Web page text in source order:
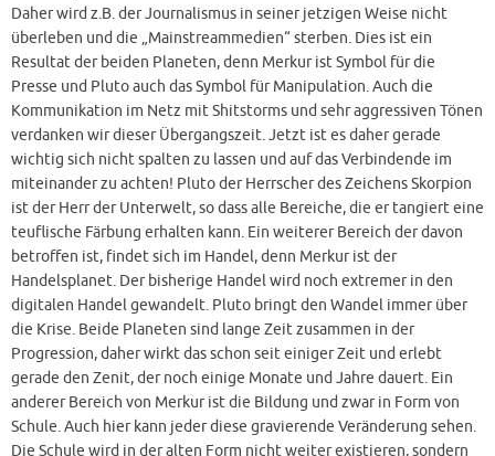
Daher wird z.B. der Journalismus in seiner jetzigen Weise nicht
überleben und die „Mainstreammedien“ sterben. Dies ist ein
Resultat der beiden Planeten, denn Merkur ist Symbol für die
Presse und Pluto auch das Symbol für Manipulation. Auch die
Kommunikation im Netz mit Shitstorms und sehr aggressiven Tönen
verdanken wir dieser Übergangszeit. Jetzt ist es daher gerade
wichtig sich nicht spalten zu lassen und auf das Verbindende im
miteinander zu achten! Pluto der Herrscher des Zeichens Skorpion
ist der Herr der Unterwelt, so dass alle Bereiche, die er tangiert eine
teuflische Färbung erhalten kann. Ein weiterer Bereich der davon
betroffen ist, findet sich im Handel, denn Merkur ist der
Handelsplanet. Der bisherige Handel wird noch extremer in den
digitalen Handel gewandelt. Pluto bringt den Wandel immer über
die Krise. Beide Planeten sind lange Zeit zusammen in der
Progression, daher wirkt das schon seit einiger Zeit und erlebt
gerade den Zenit, der noch einige Monate und Jahre dauert. Ein
anderer Bereich von Merkur ist die Bildung und zwar in Form von
Schule. Auch hier kann jeder diese gravierende Veränderung sehen.
Die Schule wird in der alten Form nicht weiter existieren, sondern